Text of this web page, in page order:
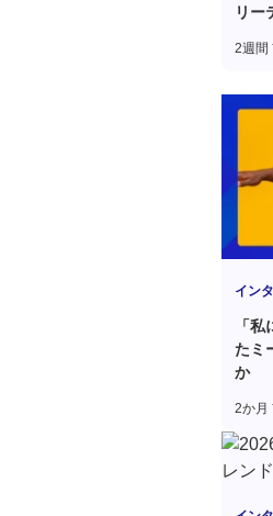
リー
2週間
イン
「
たミ
か
2か月